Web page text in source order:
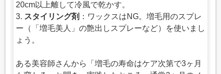
20cm以上離して冷風で乾かす。
3. スタイリング剤 ：ワックスはNG。増毛用のスプレ
ー（「増毛美人」の艶出しスプレーなど）を使いまし
ょう。
ある美容師さんから「増毛の寿命はケア次第で3ヶ月